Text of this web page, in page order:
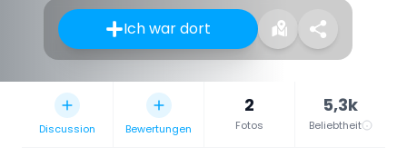
Ich war dort
Discussion Bewertungen
2
Fotos
5,3k
Beliebtheit